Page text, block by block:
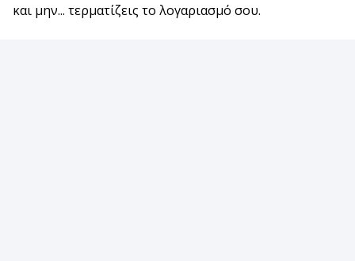
και μην... τερματίζεις το λογαριασμό σου.